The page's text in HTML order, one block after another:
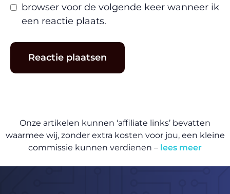
browser voor de volgende keer wanneer ik
een reactie plaats.
Onze artikelen kunnen ‘affiliate links’ bevatten
waarmee wij, zonder extra kosten voor jou, een kleine
commissie kunnen verdienen – lees meer